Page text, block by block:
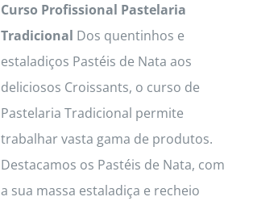
Curso Profissional Pastelaria
Tradicional Dos quentinhos e
estaladiços Pastéis de Nata aos
deliciosos Croissants, o curso de
Pastelaria Tradicional permite
trabalhar vasta gama de produtos.
Destacamos os Pastéis de Nata, com
a sua massa estaladiça e recheio